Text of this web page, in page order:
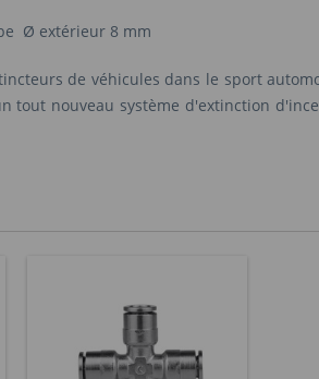
Ø extérieur 8 mm
de véhicules dans le sport
tout nouveau système d'extinction